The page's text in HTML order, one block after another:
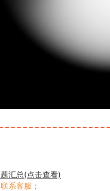
汇总(点击查看)
系客服；